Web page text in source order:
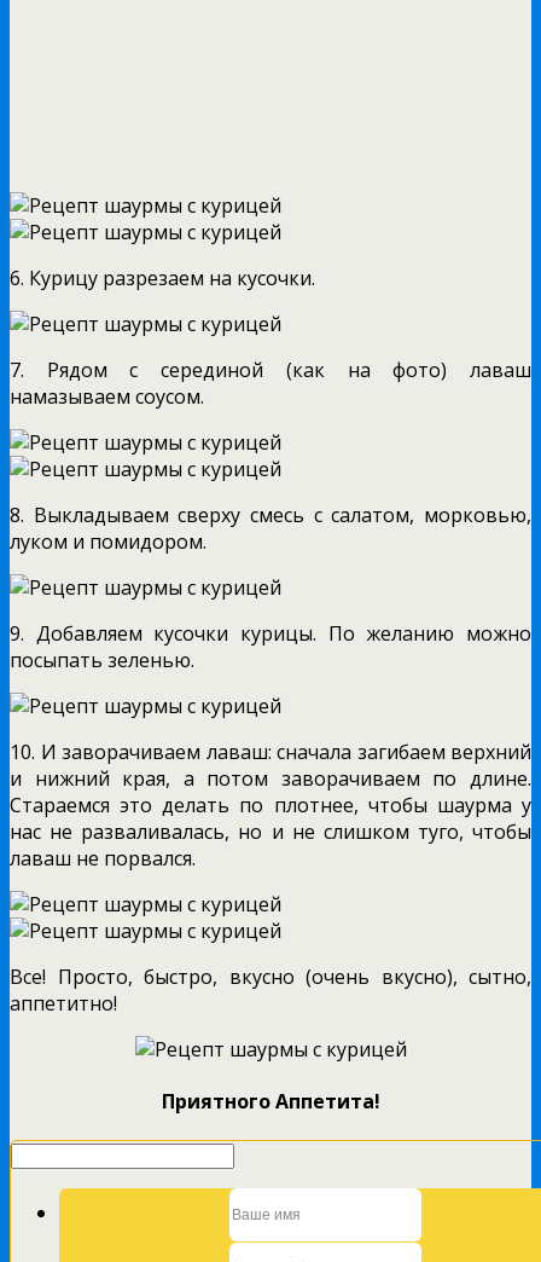
6. Курицу разрезаем на кусочки.
7. Рядом с серединой (как на фото) лаваш
намазываем соусом.
8. Выкладываем сверху смесь с салатом, морковью,
луком и помидором.
9. Добавляем кусочки курицы. По желанию можно
посыпать зеленью.
10. И заворачиваем лаваш: сначала загибаем верхний
и нижний края, а потом заворачиваем по длине.
Стараемся это делать по плотнее, чтобы шаурма у
нас не разваливалась, но и не слишком туго, чтобы
лаваш не порвался.
Все! Просто, быстро, вкусно (очень вкусно), сытно,
аппетитно!
Приятного Аппетита!